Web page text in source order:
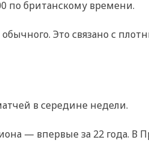
по британскому времени.
Это связано с
в середине недели.
— впервые за 22 года.